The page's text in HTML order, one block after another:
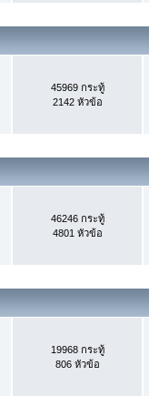
45969 กระทู้
2142 หัวข้อ
46246 กระทู้
4801 หัวข้อ
19968 กระทู้
806 หัวข้อ